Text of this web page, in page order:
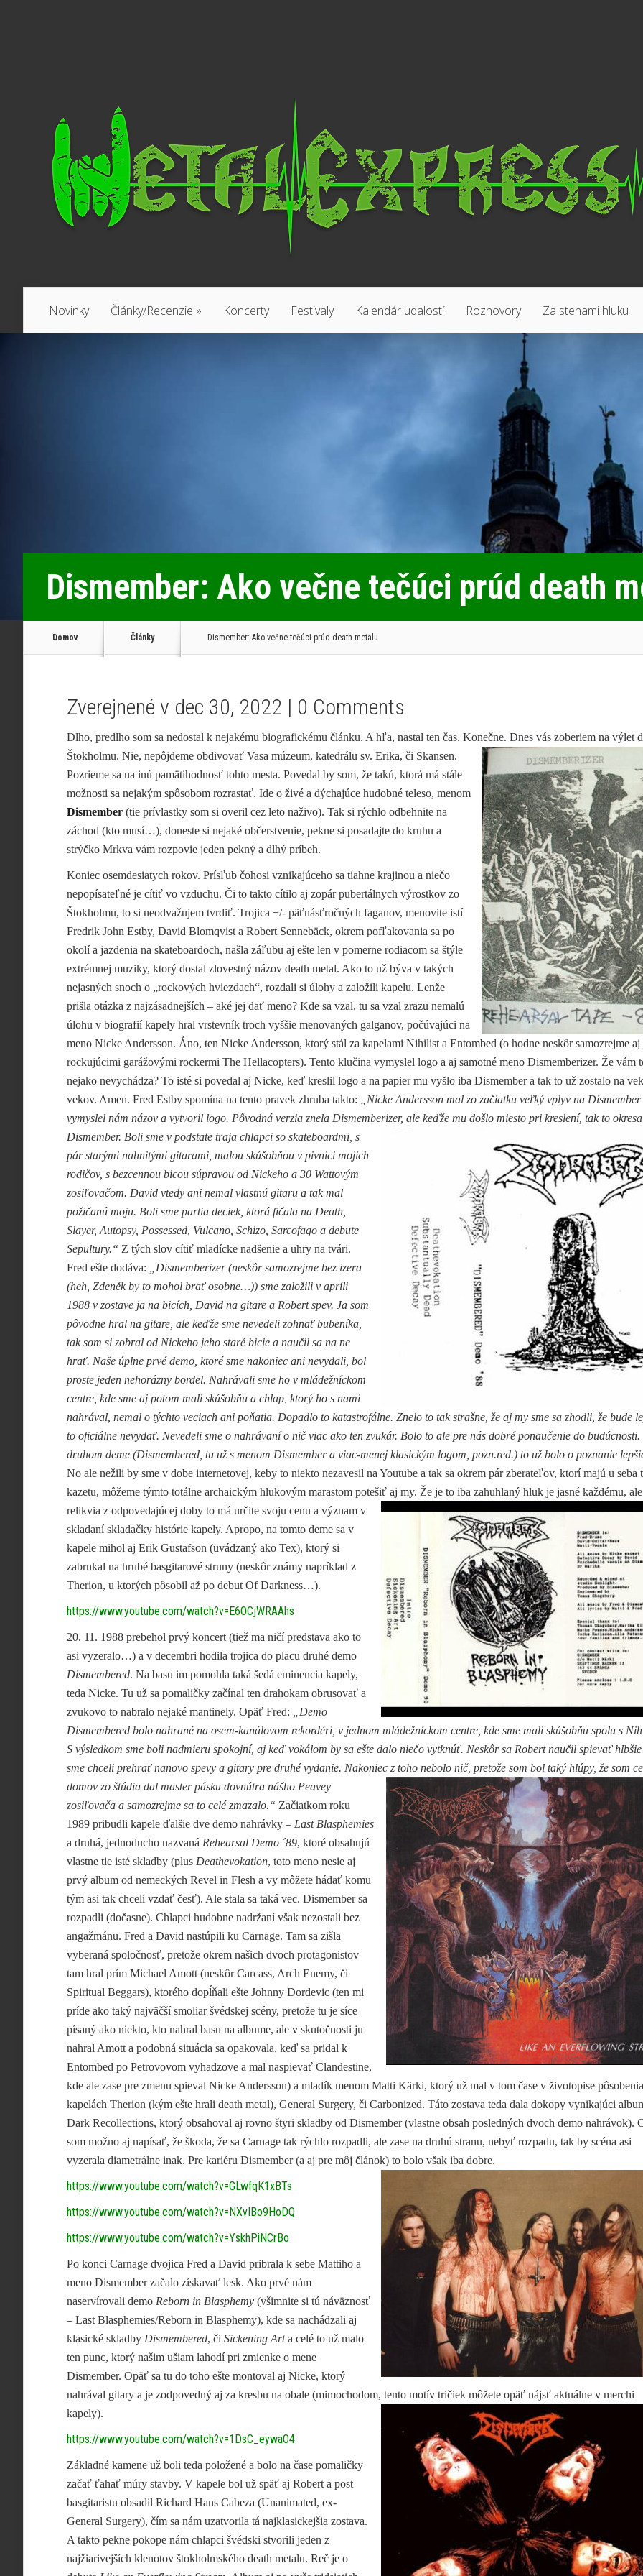
Novinky Články/Recenzie » Koncerty Festivaly Kalendár udalostí Rozhovory Za stenami hluku
Dismember: Ako večne tečúci prúd death
Domov Články Dismember: Ako večne tečúci prúd death metalu
Zverejnené v dec 30, 2022 | 0 Comments
Dlho, predlho som sa nedostal k nejakému biografickému článku. A hľa, nastal ten čas. Konečne. Dnes vás zoberiem na výlet
Štokholmu. Nie, nepôjdeme obdivovať Vasa múzeum, katedrálu sv. Erika, či Skansen.
Pozrieme sa na inú pamätihodnosť tohto mesta. Povedal by som, že takú, ktorá má stále
možnosti sa nejakým spôsobom rozrastať. Ide o živé a dýchajúce hudobné teleso, menom
Dismember (tie prívlastky som si overil cez leto naživo). Tak si rýchlo odbehnite na
záchod (kto musí…), doneste si nejaké občerstvenie, pekne si posadajte do kruhu a
strýčko Mrkva vám rozpovie jeden pekný a dlhý príbeh.
Koniec osemdesiatych rokov. Prísľub čohosi vznikajúceho sa tiahne krajinou a niečo
nepopísateľné je cítiť vo vzduchu. Či to takto cítilo aj zopár pubertálnych výrostkov zo
Štokholmu, to si neodvažujem tvrdiť. Trojica +/- päťnásťročných faganov, menovite istí
Fredrik John Estby, David Blomqvist a Robert Sennebäck, okrem pofľakovania sa po
okolí a jazdenia na skateboardoch, našla záľubu aj ešte len v pomerne rodiacom sa štýle
extrémnej muziky, ktorý dostal zlovestný názov death metal. Ako to už býva v takých
nejasných snoch o „rockových hviezdach“, rozdali si úlohy a založili kapelu. Lenže
prišla otázka z najzásadnejších – aké jej dať meno? Kde sa vzal, tu sa vzal zrazu nemalú
úlohu v biografií kapely hral vrstevník troch vyššie menovaných galganov, počúvajúci na
meno Nicke Andersson. Áno, ten Nicke Andersson, ktorý stál za kapelami Nihilist a Entombed (o hodne neskôr samozrejme aj
rockujúcimi garážovými rockermi The Hellacopters). Tento klučina vymyslel logo a aj samotné meno Dismemberizer. Že vám
nejako nevychádza? To isté si povedal aj Nicke, keď kreslil logo a na papier mu vyšlo iba Dismember a tak to už zostalo na
vekov. Amen. Fred Estby spomína na tento pravek zhruba takto: „Nicke Andersson mal zo začiatku veľký vplyv na Dismember
vymyslel nám názov a vytvoril logo. Pôvodná verzia znela Dismemberizer, ale keďže mu došlo miesto pri kreslení, tak to
Dismember. Boli sme v podstate traja chlapci so skateboardmi, s
pár starými nahnitými gitarami, malou skúšobňou v pivnici mojich
rodičov, s bezcennou bicou súpravou od Nickeho a 30 Wattovým
zosiľovačom. David vtedy ani nemal vlastnú gitaru a tak mal
požičanú moju. Boli sme partia deciek, ktorá fičala na Death,
Slayer, Autopsy, Possessed, Vulcano, Schizo, Sarcofago a debute
Sepultury.“ Z tých slov cítiť mladícke nadšenie a uhry na tvári.
Fred ešte dodáva:
„Dismemberizer (neskôr samozrejme bez izera
(heh, Zdeněk by to mohol brať osobne…)) sme založili v apríli
1988 v zostave ja na bicích, David na gitare a Robert spev. Ja som
pôvodne hral na gitare, ale keďže sme nevedeli zohnať bubeníka,
tak som si zobral od Nickeho jeho staré bicie a naučil sa na ne
hrať. Naše úplne prvé demo, ktoré sme nakoniec ani nevydali, bol
proste jeden nehorázny bordel. Nahrávali sme ho v mládežníckom
centre, kde sme aj potom mali skúšobňu a chlap, ktorý ho s nami
nahrával, nemal o týchto veciach ani poňatia. Dopadlo to katastrofálne. Znelo to tak strašne, že aj my sme sa zhodli, že bude
to oficiálne nevydať. Nevedeli sme o nahrávaní o nič viac ako ten zvukár. Bolo to ale pre nás dobré ponaučenie do budúcnosti.
druhom deme (Dismembered, tu už s menom Dismember a viac-menej klasickým logom, pozn.red.) to už bolo o poznanie
No ale nežili by sme v dobe internetovej, keby to niekto nezavesil na Youtube a tak sa okrem pár zberateľov, ktorí majú u seba
kazetu, môžeme týmto totálne archaickým hlukovým marastom potešiť aj my. Že je to iba zahuhlaný hluk je jasné každému,
relikvia z odpovedajúcej doby to má určite svoju cenu a význam v
skladaní skladačky histórie kapely. Apropo, na tomto deme sa v
kapele mihol aj Erik Gustafson (uvádzaný ako Tex), ktorý si
zabrnkal na hrubé basgitarové struny (neskôr známy napríklad z
Therion, u ktorých pôsobil až po debut Of Darkness…).
https://www.youtube.com/watch?v=E6OCjWRAAhs
20. 11. 1988 prebehol prvý koncert (tiež ma ničí predstava ako to
asi vyzeralo…) a v decembri hodila trojica do placu druhé demo
Dismembered. Na basu im pomohla taká šedá eminencia kapely,
teda Nicke. Tu už sa pomaličky začínal ten drahokam obrusovať a
zvukovo to nabralo nejaké mantinely. Opäť Fred:
„Demo
Dismembered bolo nahrané na osem-kanálovom rekordéri, v jednom mládežníckom centre, kde sme mali skúšobňu spolu s
S výsledkom sme boli nadmieru spokojní, aj keď vokálom by sa ešte dalo niečo vytknúť. Neskôr sa Robert naučil spievať
sme chceli prehrať nanovo spevy a gitary pre druhé vydanie. Nakoniec z toho nebolo nič, pretože som bol taký hlúpy, že som
domov zo štúdia dal master pásku dovnútra nášho Peavey
zosiľovača a samozrejme sa to celé zmazalo.“ Začiatkom roku
1989 pribudli kapele ďalšie dve demo nahrávky – Last Blasphemies
a druhá, jednoducho nazvaná Rehearsal Demo ´89, ktoré obsahujú
vlastne tie isté skladby (plus Deathevokation, toto meno nesie aj
prvý album od nemeckých Revel in Flesh a vy môžete hádať komu
tým asi tak chceli vzdať česť). Ale stala sa taká vec. Dismember sa
rozpadli (dočasne). Chlapci hudobne nadržaní však nezostali bez
angažmánu. Fred a David nastúpili ku Carnage. Tam sa zišla
vyberaná spoločnosť, pretože okrem našich dvoch protagonistov
tam hral prím Michael Amott (neskôr Carcass, Arch Enemy, či
Spiritual Beggars), ktorého dopĺňali ešte Johnny Dordevic (ten mi
príde ako taký najväčší smoliar švédskej scény, pretože tu je síce
písaný ako niekto, kto nahral basu na albume, ale v skutočnosti ju
nahral Amott a podobná situácia sa opakovala, keď sa pridal k
Entombed po Petrovovom vyhadzove a mal naspievať Clandestine,
kde ale zase pre zmenu spieval Nicke Andersson) a mladík menom Matti Kärki, ktorý už mal v tom čase v životopise
kapelách Therion (kým ešte hrali death metal), General Surgery, či Carbonized. Táto zostava teda dala dokopy vynikajúci
Dark Recollections, ktorý obsahoval aj rovno štyri skladby od Dismember (vlastne obsah posledných dvoch demo nahrávok).
som možno aj napísať, že škoda, že sa Carnage tak rýchlo rozpadli, ale zase na druhú stranu, nebyť rozpadu, tak by scéna asi
vyzerala diametrálne inak. Pre kariéru Dismember (a aj pre môj článok) to bolo však iba dobre.
https://www.youtube.com/watch?v=GLwfqK1xBTs
https://www.youtube.com/watch?v=NXvIBo9HoDQ
https://www.youtube.com/watch?v=YskhPiNCrBo
Po konci Carnage dvojica Fred a David pribrala k sebe Mattiho a
meno Dismember začalo získavať lesk. Ako prvé nám
naservírovali demo Reborn in Blasphemy (všimnite si tú náväznosť
– Last Blasphemies/Reborn in Blasphemy), kde sa nachádzali aj
klasické skladby Dismembered, či Sickening Arta celé to už malo
ten punc, ktorý našim ušiam lahodí pri zmienke o mene
Dismember. Opäť sa tu do toho ešte montoval aj Nicke, ktorý
nahrával gitary a je zodpovedný aj za kresbu na obale (mimochodom, tento motív tričiek môžete opäť nájsť aktuálne v merchi
kapely).
https://www.youtube.com/watch?v=1DsC_eywaO4
Základné kamene už boli teda položené a bolo na čase pomaličky
začať ťahať múry stavby. V kapele bol už späť aj Robert a post
basgitaristu obsadil Richard Hans Cabeza (Unanimated, ex-
General Surgery), čím sa nám uzatvorila tá najklasickejšia zostava.
A takto pekne pokope nám chlapci švédski stvorili jeden z
najžiarivejších klenotov štokholmského death metalu. Reč je o